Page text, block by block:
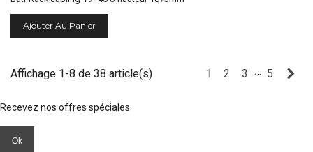
Ajouter Au Panier
Affichage 1-8 de 38 article(s) 1 2 3 … 5
Recevez nos offres spéciales